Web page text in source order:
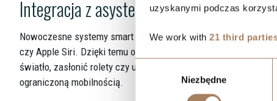
uzyskanymi podczas
We work with 21 third
Wybór
Niezbędne
Integracja z asystentami głosowymi i
Nowoczesne systemy smart home są kompatybilne z
czy Apple Siri. Dzięki temu obsługa mieszkania może
światło, zasłonić rolety czy uruchomić oczyszczacz
ograniczoną mobilnością.